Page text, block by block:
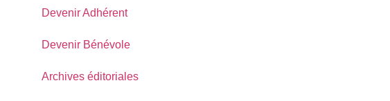
Devenir Adhérent
Devenir Bénévole
Archives éditoriales